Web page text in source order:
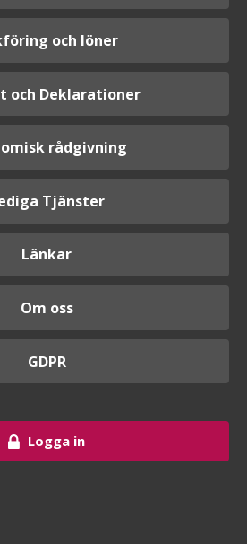
och löner
och Deklarationer
rådgivning
Tjänster
Länkar
Om oss
GDPR
Logga in